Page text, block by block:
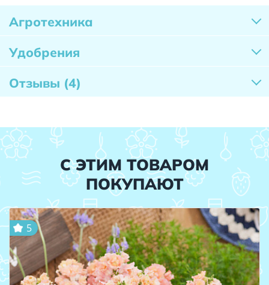
Агротехника
Удобрения
Отзывы (4)
С ЭТИМ ТОВАРОМ
ПОКУПАЮТ
5